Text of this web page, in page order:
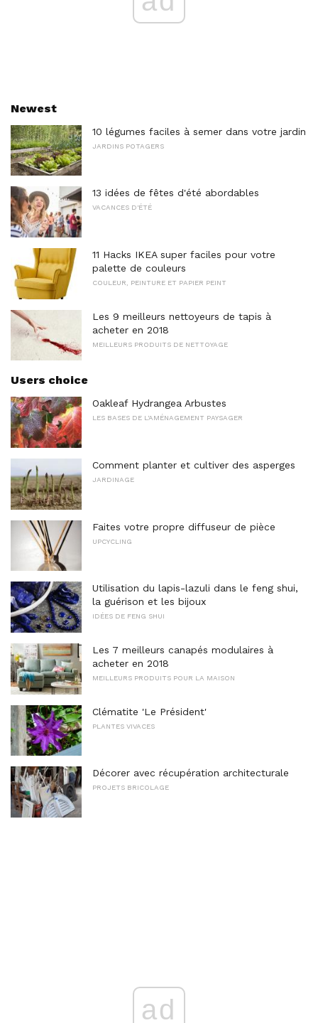
Newest
10 légumes faciles à semer dans votre jardin
JARDINS POTAGERS
13 idées de fêtes d'été abordables
VACANCES D'ÉTÉ
11 Hacks IKEA super faciles pour votre
palette de couleurs
COULEUR, PEINTURE ET PAPIER PEINT
Les 9 meilleurs nettoyeurs de tapis à
acheter en 2018
MEILLEURS PRODUITS DE NETTOYAGE
Users choice
Oakleaf Hydrangea Arbustes
LES BASES DE L'AMÉNAGEMENT PAYSAGER
Comment planter et cultiver des asperges
JARDINAGE
Faites votre propre diffuseur de pièce
UPCYCLING
Utilisation du lapis-lazuli dans le feng shui,
la guérison et les bijoux
IDÉES DE FENG SHUI
Les 7 meilleurs canapés modulaires à
acheter en 2018
MEILLEURS PRODUITS POUR LA MAISON
Clématite 'Le Président'
PLANTES VIVACES
Décorer avec récupération architecturale
PROJETS BRICOLAGE
ad